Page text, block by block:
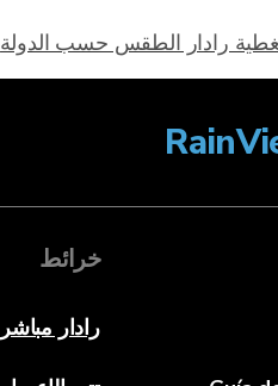
رادار الطقس حسب الدولة
خرائط
رادار مباشر